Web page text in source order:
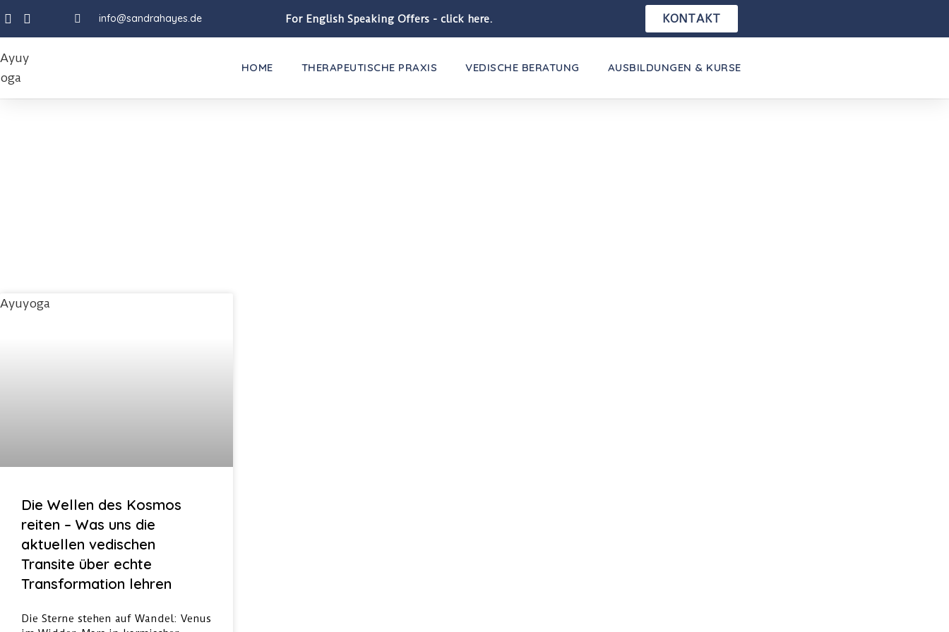
info@sandrahayes.de For English Speaking Offers - click here. KONTAKT
HOME THERAPEUTISCHE PRAXIS VEDISCHE BERATUNG AUSBILDUNGEN & KURSE
Die Wellen des Kosmos
reiten – Was uns die
aktuellen vedischen
Transite über echte
Transformation lehren
Die Sterne stehen auf Wandel: Venus